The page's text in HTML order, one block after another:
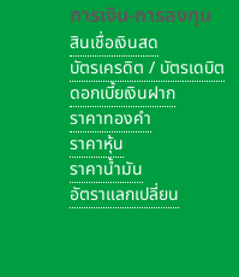
การเงิน-การลงทุน
สินเชื่อเงินสด
บัตรเครดิต / บัตรเดบิต
ดอกเบี้ยเงินฝาก
ราคาทองคำ
ราคาหุ้น
ราคาน้ำมัน
อัตราแลกเปลี่ยน